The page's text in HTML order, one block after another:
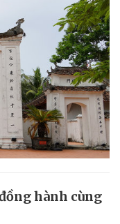
hành cùng